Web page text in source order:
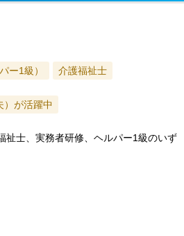
ー1級） 介護福祉士
）が活躍中
祉士、実務者研修、ヘルパー1級のいず